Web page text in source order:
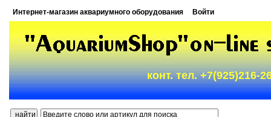
Интернет-магазин аквариумного оборудования Войти
конт. тел. +7(925)216-